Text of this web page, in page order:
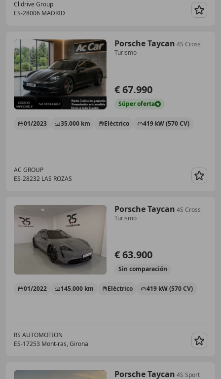
Clidrive Group
ES-28006 MADRID
Porsche Taycan 4S Cross
Turismo
€ 67.990
Súperoferta
01/2023 35.000 km Eléctrico 419 kW (570 CV)
AC GROUP
ES-28232 LAS ROZAS
Porsche Taycan 4S Cross
Turismo
€ 63.900
Sin comparación
01/2022 145.000 km Eléctrico 419 kW (570 CV)
RS AUTOMOTION
ES-17253 Mont-ras, Girona
Porsche Taycan 4S Sport